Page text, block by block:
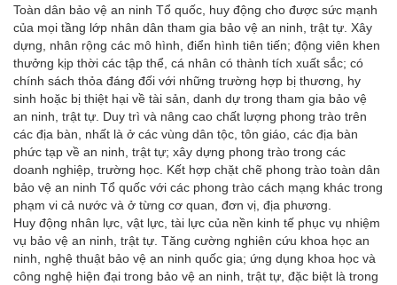
Toàn dân bảo vệ an ninh Tổ quốc, huy động cho được sức mạnh
của mọi tầng lớp nhân dân tham gia bảo vệ an ninh, trật tự. Xây
dựng, nhân rộng các mô hình, điển hình tiên tiến; động viên khen
thưởng kịp thời các tập thể, cá nhân có thành tích xuất sắc; có
chính sách thỏa đáng đối với những trường hợp bị thương, hy
sinh hoặc bị thiệt hại về tài sản, danh dự trong tham gia bảo vệ
an ninh, trật tự. Duy trì và nâng cao chất lượng phong trào trên
các địa bàn, nhất là ở các vùng dân tộc, tôn giáo, các địa bàn
phức tạp về an ninh, trật tự; xây dựng phong trào trong các
doanh nghiệp, trường học. Kết hợp chặt chẽ phong trào toàn dân
bảo vệ an ninh Tổ quốc với các phong trào cách mạng khác trong
phạm vi cả nước và ở từng cơ quan, đơn vị, địa phương.
Huy động nhân lực, vật lực, tài lực của nền kinh tế phục vụ nhiệm
vụ bảo vệ an ninh, trật tự. Tăng cường nghiên cứu khoa học an
ninh, nghệ thuật bảo vệ an ninh quốc gia; ứng dụng khoa học và
công nghệ hiện đại trong bảo vệ an ninh, trật tự, đặc biệt là trong